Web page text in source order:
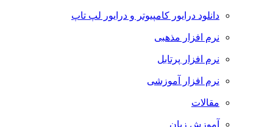
دانلود درایور کامپیوتر و درایور لپ تاپ
نرم افزار مذهبی
نرم افزار پرتابل
نرم افزار آموزشی
مقالات
آموزش زبان